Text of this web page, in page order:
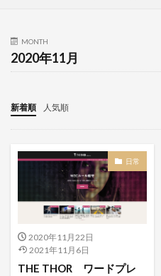
MONTH
2020年11月
新着順 人気順
日常
2020年11月22日
2021年11月6日
THE THOR ワードプレ